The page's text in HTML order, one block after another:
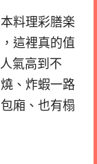
料理彩膳楽
這裡真的值
氣高到不
、炸蝦一路
廂、也有榻